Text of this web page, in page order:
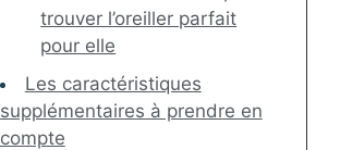
trouver l’oreiller parfait
pour elle
Les caractéristiques
supplémentaires à prendre en
compte